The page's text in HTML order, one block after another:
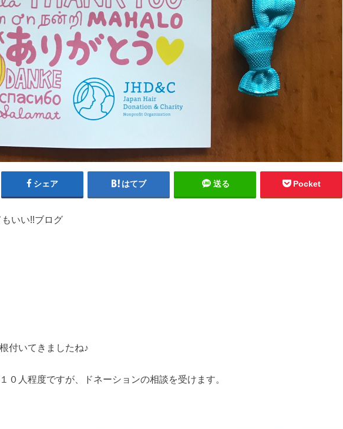
シェア はてブ 送る Pocket
いい!!ブログ
付いてきましたね♪
０人程度ですが、ドネーションの相談を受けます。